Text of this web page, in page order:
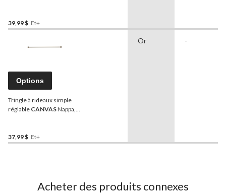
39,99 $ Et+
Options
Tringle à rideaux simple
réglable CANVASNappa,
37,99 $ Et+
Or -
Acheter des produits connexes